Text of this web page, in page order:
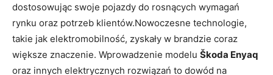
dostosowując swoje pojazdy do rosnących wymagań
rynku oraz potrzeb klientów.Nowoczesne technologie,⁣
takie jak ‍elektromobilność, zyskały⁣ w brandzie coraz
większe znaczenie. Wprowadzenie modelu Škoda Enyaq
oraz innych elektrycznych rozwiązań to dowód na